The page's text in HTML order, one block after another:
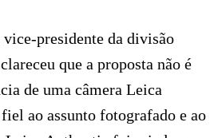
presidente da divisão
que a proposta não é
de uma câmera Leica
ao assunto fotografado e ao